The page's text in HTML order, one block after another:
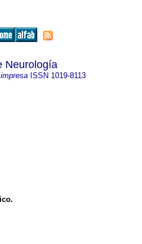
Neurología
ISSN 1019-8113